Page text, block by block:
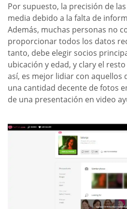
Por supuesto, la precisión de
media debido a la falta de
Además, muchas personas no
proporcionar todos los datos
tanto, debe elegir socios
ubicación y edad, y clary el
así, es mejor lidiar con aquellos
una cantidad decente de fotos
de una presentación en video